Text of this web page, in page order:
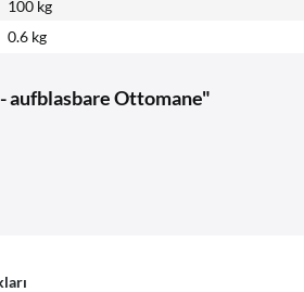
100 kg
0.6 kg
aufblasbare Ottomane"